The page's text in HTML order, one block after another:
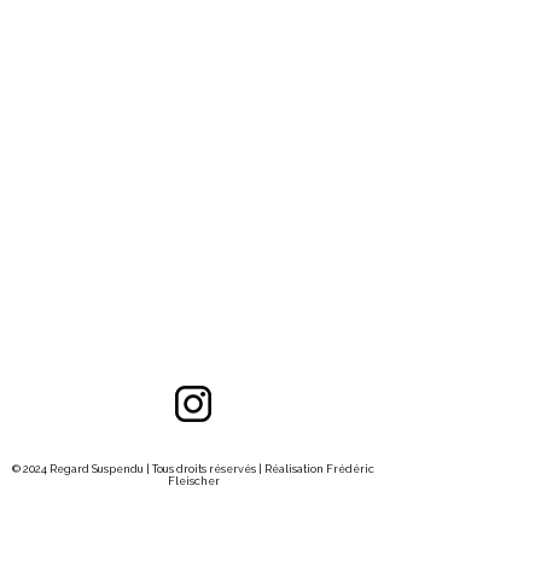
© 2024 Regard Suspendu | Tous droits réservés | Réalisation Frédéric
Fleischer